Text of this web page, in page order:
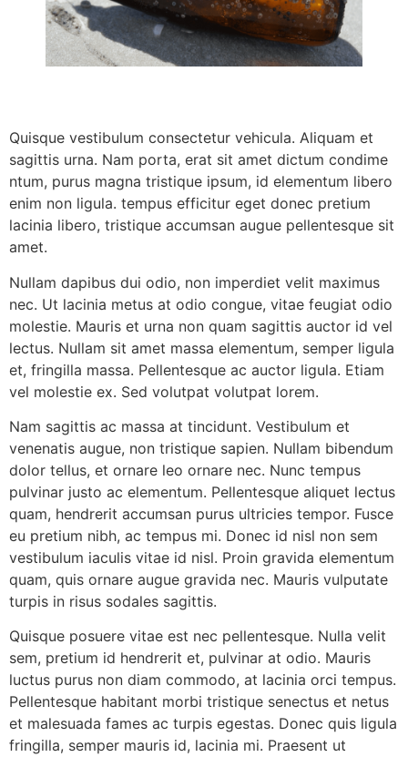
Quisque vestibulum consectetur vehicula. Aliquam et
sagittis urna. Nam porta, erat sit amet dictum condime
ntum, purus magna tristique ipsum, id elementum libero
enim non ligula. tempus efficitur eget donec pretium
lacinia libero, tristique accumsan augue pellentesque sit
amet.
Nullam dapibus dui odio, non imperdiet velit maximus
nec. Ut lacinia metus at odio congue, vitae feugiat odio
molestie. Mauris et urna non quam sagittis auctor id vel
lectus. Nullam sit amet massa elementum, semper ligula
et, fringilla massa. Pellentesque ac auctor ligula. Etiam
vel molestie ex. Sed volutpat volutpat lorem.
Nam sagittis ac massa at tincidunt. Vestibulum et
venenatis augue, non tristique sapien. Nullam bibendum
dolor tellus, et ornare leo ornare nec. Nunc tempus
pulvinar justo ac elementum. Pellentesque aliquet lectus
quam, hendrerit accumsan purus ultricies tempor. Fusce
eu pretium nibh, ac tempus mi. Donec id nisl non sem
vestibulum iaculis vitae id nisl. Proin gravida elementum
quam, quis ornare augue gravida nec. Mauris vulputate
turpis in risus sodales sagittis.
Quisque posuere vitae est nec pellentesque. Nulla velit
sem, pretium id hendrerit et, pulvinar at odio. Mauris
luctus purus non diam commodo, at lacinia orci tempus.
Pellentesque habitant morbi tristique senectus et netus
et malesuada fames ac turpis egestas. Donec quis ligula
fringilla, semper mauris id, lacinia mi. Praesent ut